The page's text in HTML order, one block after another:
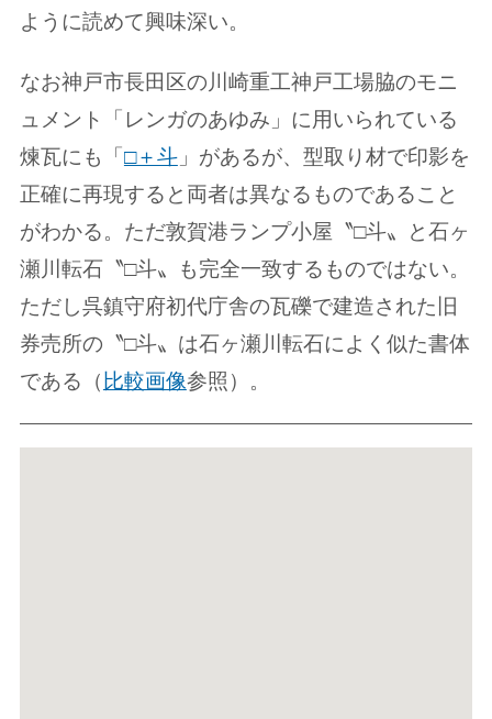
ように読めて興味深い。
なお神戸市長田区の川崎重工神戸工場脇のモニ
ュメント「レンガのあゆみ」に用いられている
煉瓦にも「□＋斗」があるが、型取り材で印影を
正確に再現すると両者は異なるものであること
がわかる。ただ敦賀港ランプ小屋〝□斗〟と石ヶ
瀬川転石〝□斗〟も完全一致するものではない。
ただし呉鎮守府初代庁舎の瓦礫で建造された旧
券売所の〝□斗〟は石ヶ瀬川転石によく似た書体
である（比較画像参照）。